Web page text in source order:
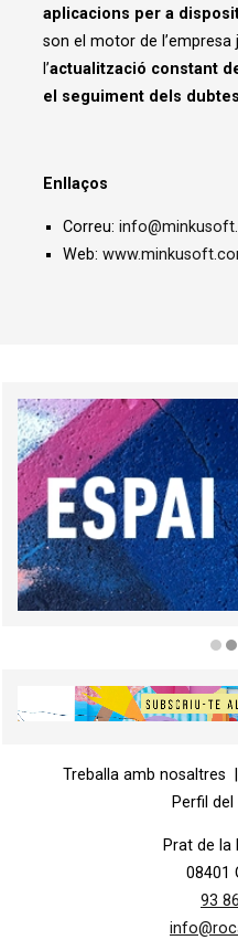
aplicacions per a
son el motor de
l’actualització constant
el seguiment dels
Enllaços
Correu:
Web:
Treballa amb nosaltres
Perfil
Prat de la
08401
93